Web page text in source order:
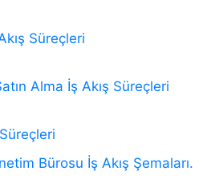
Süreçleri
Alma İş Akış Süreçleri
Bürosu İş Akış Şemaları.